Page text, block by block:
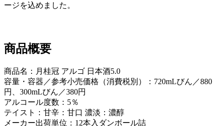
ージを込めました。
商品概要
商品名：月桂冠 アルゴ 日本酒5.0
容量・容器／参考小売価格（消費税別）：720mLびん／880
円、300mLびん／380円
アルコール度数：5％
テイスト：甘辛：甘口 濃淡：濃醇
メーカー出荷単位：12本入ダンボール詰